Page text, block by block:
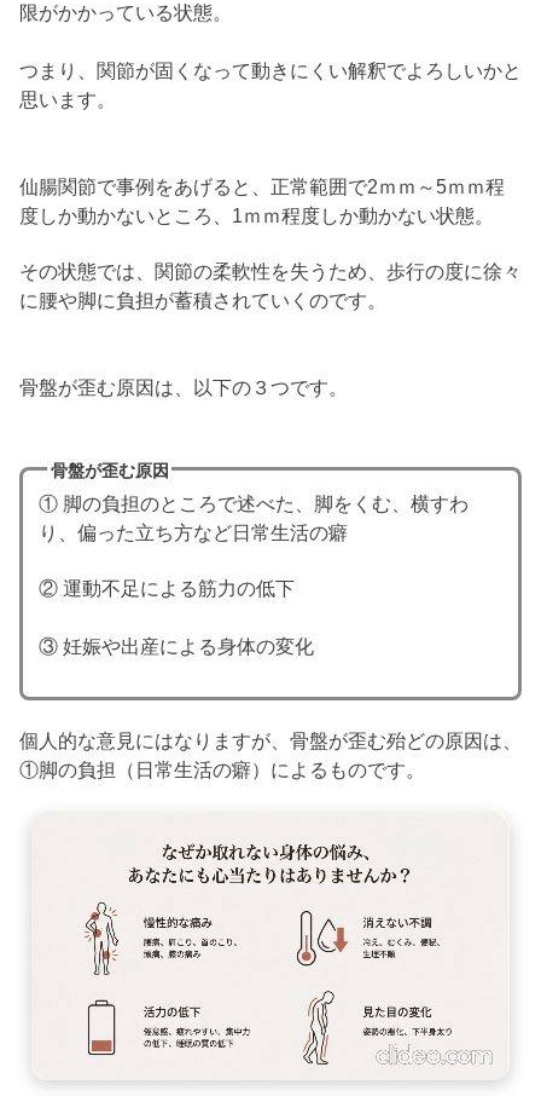
限がかかっている状態。
つまり、関節が固くなって動きにくい解釈でよろしいかと
思います。
仙腸関節で事例をあげると、正常範囲で2ｍｍ～5ｍｍ程
度しか動かないところ、1ｍｍ程度しか動かない状態。
その状態では、関節の柔軟性を失うため、歩行の度に徐々
に腰や脚に負担が蓄積されていくのです。
骨盤が歪む原因は、以下の３つです。
骨盤が歪む原因
① 脚の負担のところで述べた、脚をくむ、横すわ
り、偏った立ち方など日常生活の癖
② 運動不足による筋力の低下
③ 妊娠や出産による身体の変化
個人的な意見にはなりますが、骨盤が歪む殆どの原因は、
①脚の負担（日常生活の癖）によるものです。